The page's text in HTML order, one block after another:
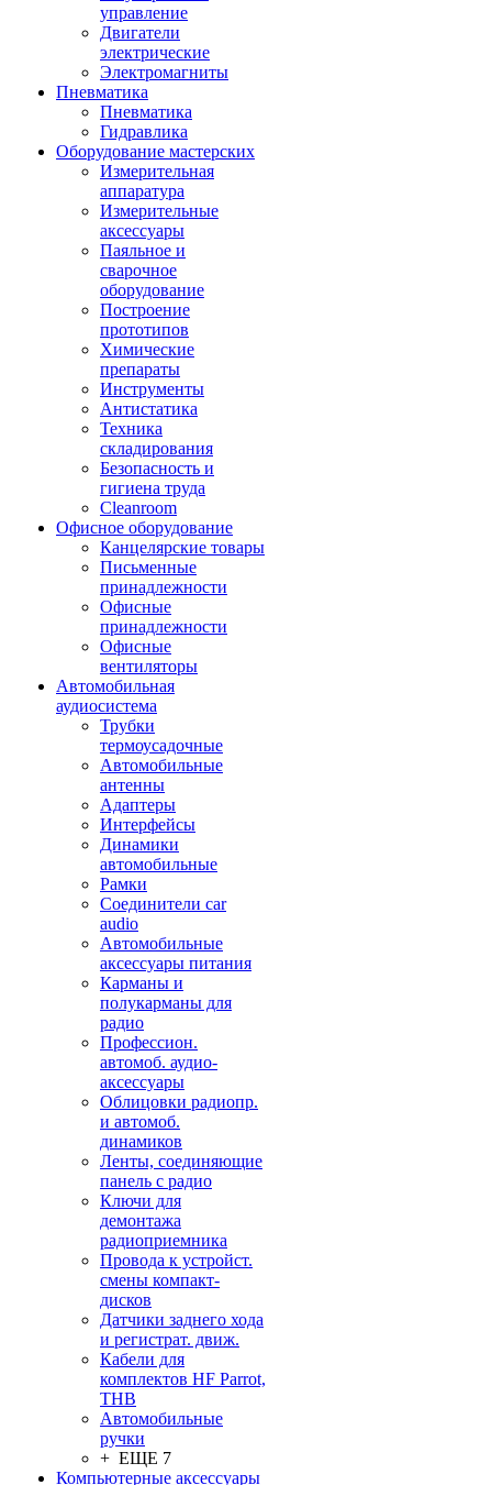
управление
Двигатели
электрические
Электромагниты
Пневматика
Пневматика
Гидравлика
Оборудование мастерских
Измерительная
аппаратура
Измерительные
аксессуары
Паяльное и
сварочное
оборудование
Построение
прототипов
Химические
препараты
Инструменты
Aнтистатика
Техника
складирования
Безопасность и
гигиена труда
Cleanroom
Офисное оборудование
Канцелярские товары
Письменные
принадлежности
Офисные
принадлежности
Офисные
вентиляторы
Автомобильная
аудиосистема
Трубки
термоусадочные
Автомобильные
антенны
Адаптеры
Интерфейсы
Динамики
автомобильные
Рамки
Соединители car
audio
Автомобильные
аксессуары питания
Карманы и
полукарманы для
радио
Профессион.
автомоб. аудио-
аксессуары
Облицовки радиопр.
и автомоб.
динамиков
Ленты, соединяющие
панель с радио
Ключи для
демонтажа
радиоприемника
Провода к устройст.
смены компакт-
дисков
Датчики заднего хода
и регистрат. движ.
Кабели для
комплектов HF Parrot,
THB
Автомобильные
ручки
+ ЕЩЕ 7
Компьютерные аксессуары